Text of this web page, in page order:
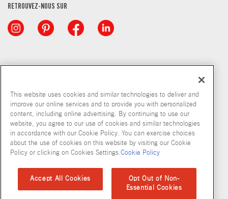
RETROUVEZ-NOUS SUR
© McCormick & Company, Inc. 2026
Politique en matiere de fichiers temoins
Plan du site
Normes d'accessibilité
This website uses cookies and similar technologies to deliver and
improve our online services and to provide you with personalized
content, including online advertising. By continuing to use our
website, you agree to our use of cookies and similar technologies
in accordance with our Cookie Policy. You can exercise choices
about the use of cookies on this website by visiting our Cookie
Policy or clicking on Cookies Settings.Cookie Policy
Accept All Cookies
Opt Out of Non-
Essential Cookies